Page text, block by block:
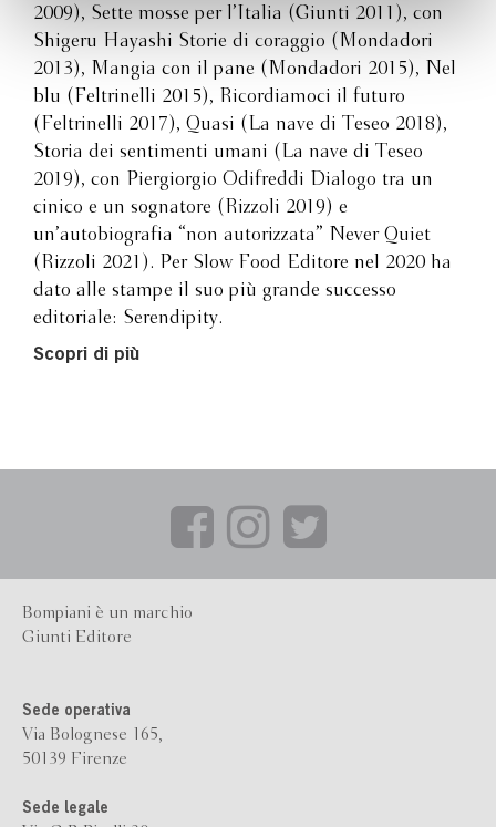
2009), Sette mosse per l’Italia (Giunti 2011), con
Shigeru Hayashi Storie di coraggio (Mondadori
2013), Mangia con il pane (Mondadori 2015), Nel
blu (Feltrinelli 2015), Ricordiamoci il futuro
(Feltrinelli 2017), Quasi (La nave di Teseo 2018),
Storia dei sentimenti umani (La nave di Teseo
2019), con Piergiorgio Odifreddi Dialogo tra un
cinico e un sognatore (Rizzoli 2019) e
un’autobiografia “non autorizzata” Never Quiet
(Rizzoli 2021). Per Slow Food Editore nel 2020 ha
dato alle stampe il suo più grande successo
editoriale: Serendipity.
Scopri di più
Bompiani è un marchio
Giunti Editore
Sede operativa
Via Bolognese 165,
50139 Firenze
Sede legale